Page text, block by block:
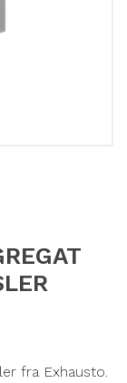
fra Exhausto.